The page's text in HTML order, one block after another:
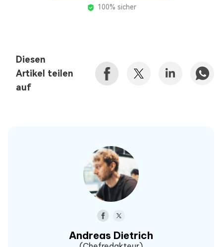
100% sicher
Diesen
Artikel teilen
auf
Andreas Dietrich